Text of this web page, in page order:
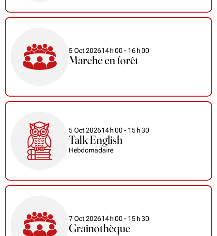
5 Oct 202614h00- 16h00
Marche en forêt
5 Oct 202614h00- 15h30
Talk English
Hebdomadaire
7 Oct 202614h00- 15h30
Grainothèque